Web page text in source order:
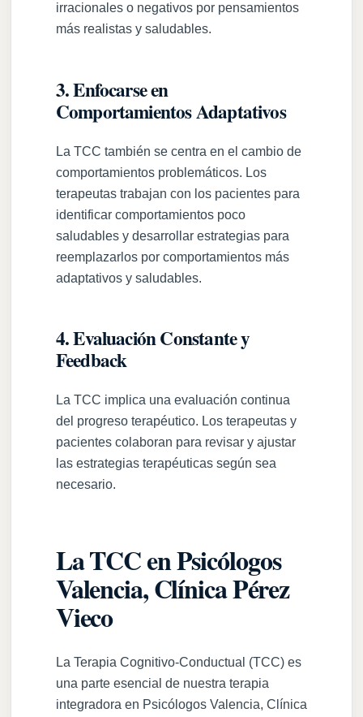
irracionales o negativos por pensamientos
más realistas y saludables.
3. Enfocarse en
Comportamientos Adaptativos
La TCC también se centra en el cambio de
comportamientos problemáticos. Los
terapeutas trabajan con los pacientes para
identificar comportamientos poco
saludables y desarrollar estrategias para
reemplazarlos por comportamientos más
adaptativos y saludables.
4. Evaluación Constante y
Feedback
La TCC implica una evaluación continua
del progreso terapéutico. Los terapeutas y
pacientes colaboran para revisar y ajustar
las estrategias terapéuticas según sea
necesario.
La TCC en Psicólogos
Valencia, Clínica Pérez
Vieco
La Terapia Cognitivo-Conductual (TCC) es
una parte esencial de nuestra terapia
integradora en Psicólogos Valencia, Clínica